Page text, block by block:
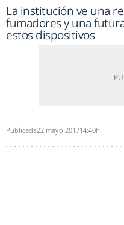
La institución ve una
fumadores y una
estos dispositivos
Publicada22 mayo 201714:40h